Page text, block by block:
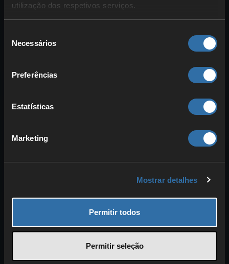
utilização dos respetivos serviços.
Necessários
Preferências
Estatísticas
Marketing
Mostrar detalhes
Permitir todos
Permitir seleção
projeto tão grande até ao fim. Se ainda
definir objetivos próprios. Pode ser
aspetos. Satisfactory é, no fundo, uma
sandbox para as tuas ideias. Se quiseres
construir uma autoestrada enorme, força.
Ou queres erguer a tua própria cidade e,